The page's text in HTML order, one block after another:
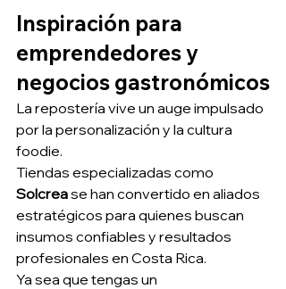
Inspiración para
emprendedores y
negocios gastronómicos
La repostería vive un auge impulsado
por la personalización y la cultura
foodie.
Tiendas especializadas como
Solcrea se han convertido en aliados
estratégicos para quienes buscan
insumos confiables y resultados
profesionales en Costa Rica.
Ya sea que tengas un